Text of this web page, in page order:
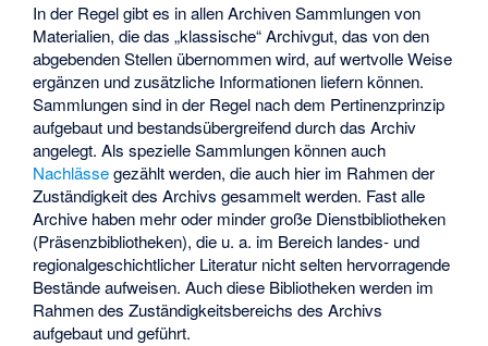
In der Regel gibt es in allen Archiven Sammlungen von
Materialien, die das „klassische“ Archivgut, das von den
abgebenden Stellen übernommen wird, auf wertvolle Weise
ergänzen und zusätzliche Informationen liefern können.
Sammlungen sind in der Regel nach dem Pertinenzprinzip
aufgebaut und bestandsübergreifend durch das Archiv
angelegt. Als spezielle Sammlungen können auch
Nachlässegezählt werden, die auch hier im Rahmen der
Zuständigkeit des Archivs gesammelt werden. Fast alle
Archive haben mehr oder minder große Dienstbibliotheken
(Präsenzbibliotheken), die u. a. im Bereich landes- und
regionalgeschichtlicher Literatur nicht selten hervorragende
Bestände aufweisen. Auch diese Bibliotheken werden im
Rahmen des Zuständigkeitsbereichs des Archivs
aufgebaut und geführt.